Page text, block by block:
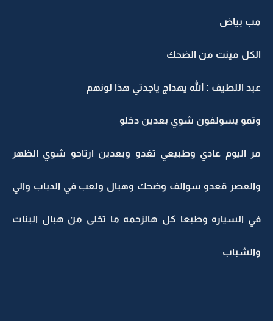
مب بياض
الكل مينت من الضحك
عبد اللطيف : الله يهداج ياجدتي هذا لونهم
وتمو يسولفون شوي بعدين دخلو
مر اليوم عادي وطبيعي تغدو وبعدين ارتاحو شوي الظهر
والعصر قعدو سوالف وضحك وهبال ولعب في الدباب والي
في السياره وطبعا كل هالزحمه ما تخلى من هبال البنات
والشباب